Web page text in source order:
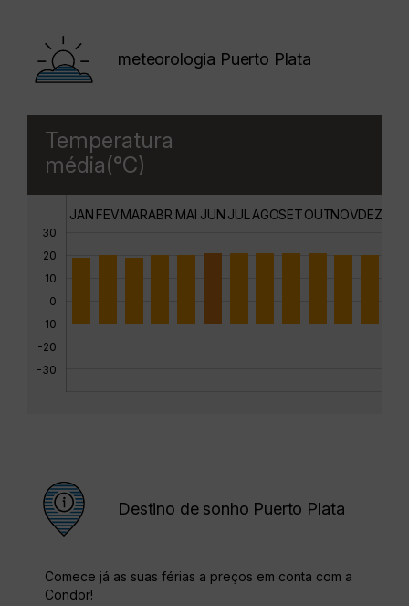
meteorologia Puerto Plata
Temperatura
média(°C)
30
20
10
0
-10
-20
-30
JAN FEVMARABR MAI JUN JUL AGOSETOUTNOVDEZ
Destino de sonho Puerto Plata
Comece já as suas férias a preços em conta com a
Condor!